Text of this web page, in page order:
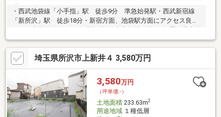
・西武池袋線「小手指」駅 徒歩9分 準急始発駅・西武新宿線
「新所沢」駅 徒歩18分・新宿方面、池袋駅方面にアクセス良
地域・建ぺい率70％(角地緩和適用)・容積率100％・現況：古家あ
り・サンディ小手指店…約310m・西友所沢榎町店…約610m・ロー
ソンスリーエフ所沢上新井店…約380m・マツモトキヨシ…約
690m・所沢市立上新井小学校…約820m・所沢市立向陽中学校…約
1 200m・建蔽率は角地緩和によります・第二上新井地区地区計画
あり(敷地面積の最低限度：100m2)
埼玉県所沢市上新井４ 3,580万円
3,580万円
（坪単価:-）
土地面積233.63m2
用途地域１種低層